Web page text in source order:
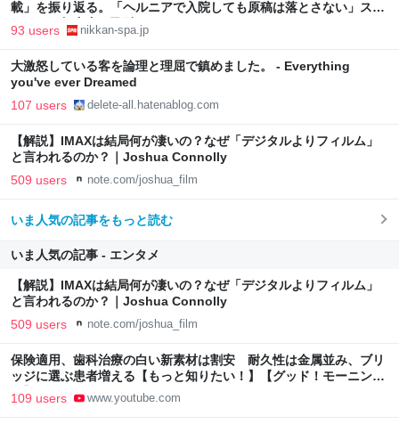
載」を振り返る。「ヘルニアで入院しても原稿は落とさない」スト
イックな舞台裏 | 日刊SPA!
93 users nikkan-spa.jp
大激怒している客を論理と理屈で鎮めました。 - Everything
you've ever Dreamed
107 users delete-all.hatenablog.com
【解説】IMAXは結局何が凄いの？なぜ「デジタルよりフィルム」
と言われるのか？｜Joshua Connolly
509 users note.com/joshua_film
いま人気の記事をもっと読む
いま人気の記事 - エンタメ
【解説】IMAXは結局何が凄いの？なぜ「デジタルよりフィルム」
と言われるのか？｜Joshua Connolly
509 users note.com/joshua_film
保険適用、歯科治療の白い新素材は割安 耐久性は金属並み、ブリ
ッジに選ぶ患者増える【もっと知りたい！】【グッド！モーニン
グ】(2026年8月3日)
109 users www.youtube.com